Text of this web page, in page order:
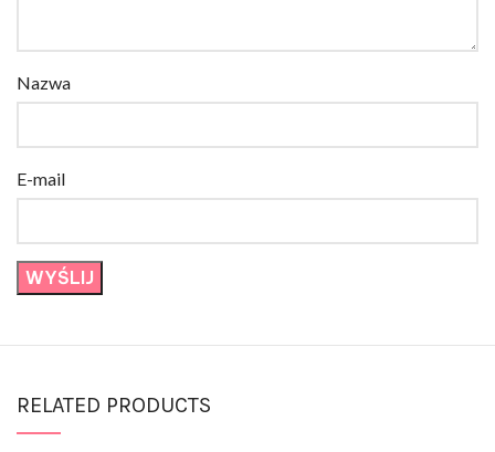
Nazwa
E-mail